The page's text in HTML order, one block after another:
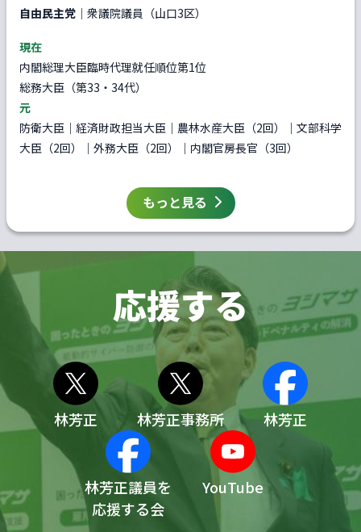
自由民主党 ｜衆議院議員（山口3区）
現在
内閣総理大臣臨時代理就任順位第1位
総務大臣（第33・34代）
元
防衛大臣｜経済財政担当大臣｜農林水産大臣（2回）｜文部科学
大臣（2回）｜外務大臣（2回）｜内閣官房長官（3回）
もっと見る
応援する
林芳正 林芳正事務所 林芳正
林芳正議員を
応援する会
YouTube